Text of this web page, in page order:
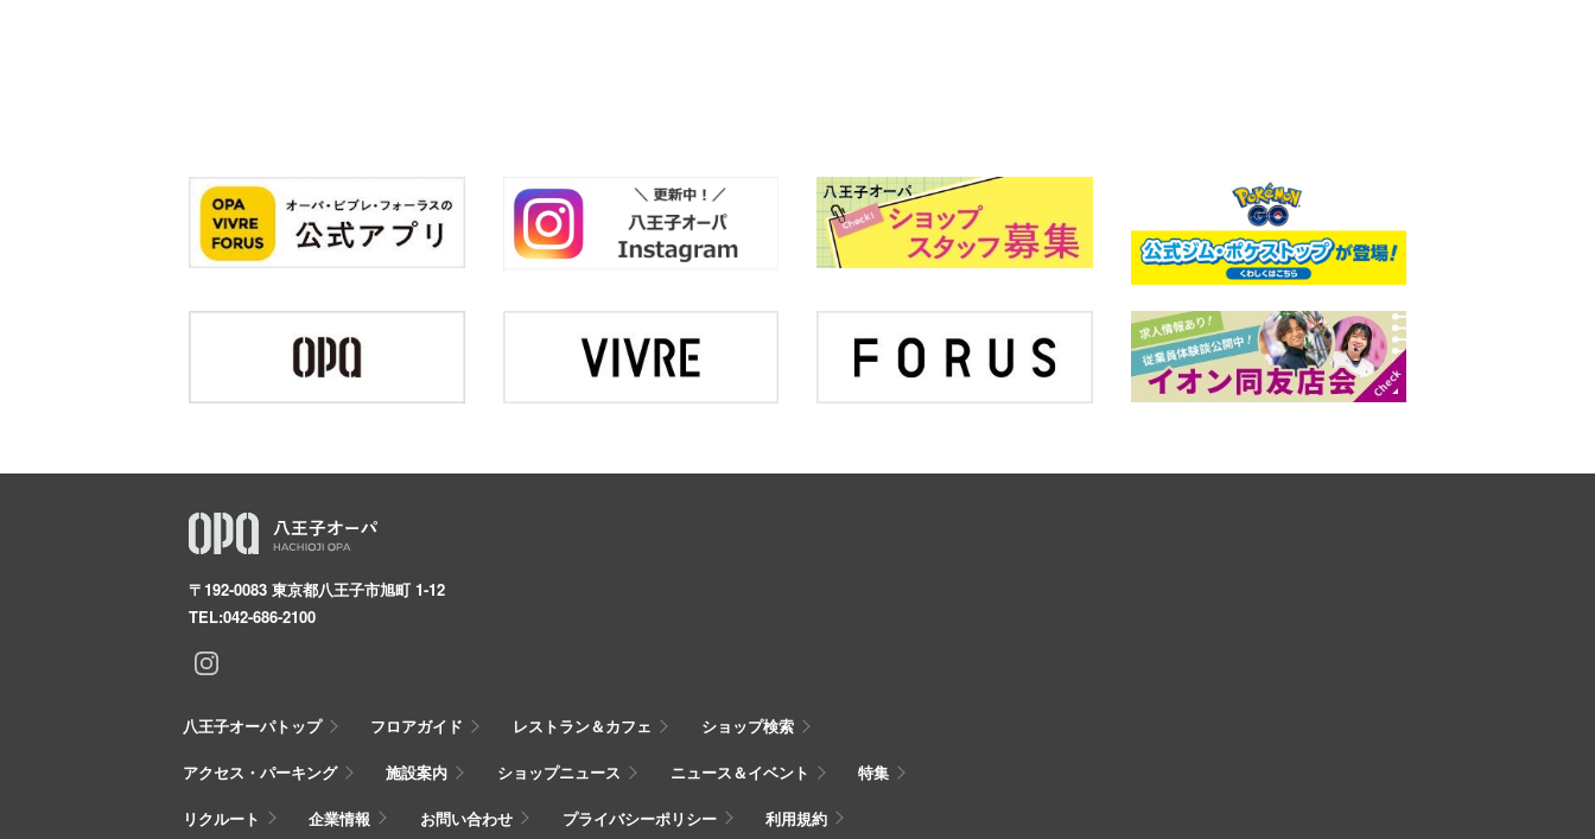
〒192-0083 東京都八王子市旭町 1-12
TEL:042-686-2100
八王子オーパトップ フロアガイド レストラン＆カフェ ショップ検索
アクセス・パーキング 施設案内 ショップニュース ニュース＆イベント 特集
リクルート 企業情報 お問い合わせ プライバシーポリシー 利用規約